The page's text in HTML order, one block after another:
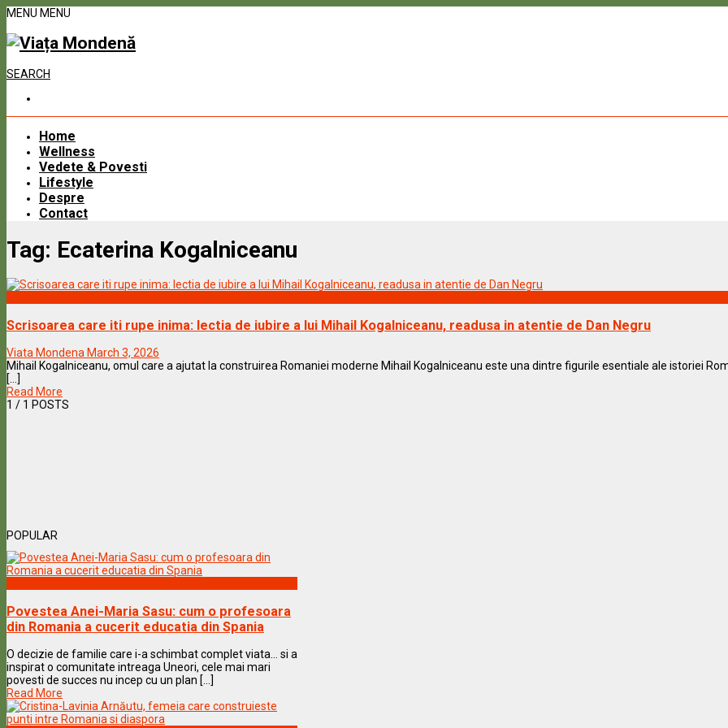
MENU MENU
SEARCH
Home
Wellness
Vedete & Povesti
Lifestyle
Despre
Contact
Tag: Ecaterina Kogalniceanu
Scrisoarea care iti rupe inima: lectia de iubire a lui Mihail Kogalniceanu, readusa in atentie de Dan Negru
Viata Mondena March 3, 2026
Mihail Kogalniceanu, omul care a ajutat la construirea Romaniei moderne Mihail Kogalniceanu este una dintre figurile esentiale ale istoriei
[...]
Read More
1 / 1 POSTS
POPULAR
Povestea Anei-Maria Sasu: cum o profesoara
din Romania a cucerit educatia din Spania
O decizie de familie care i-a schimbat complet viata… si a
inspirat o comunitate intreaga Uneori, cele mai mari
povesti de succes nu incep cu un plan [...]
Read More